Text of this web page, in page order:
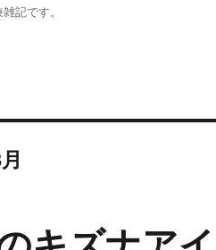
記です。